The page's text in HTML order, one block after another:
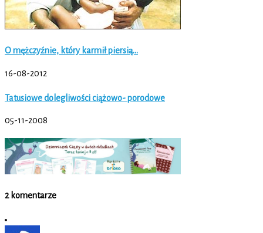
O mężczyźnie, który karmił piersią…
16-08-2012
Tatusiowe dolegliwości ciążowo- porodowe
05-11-2008
2 komentarze